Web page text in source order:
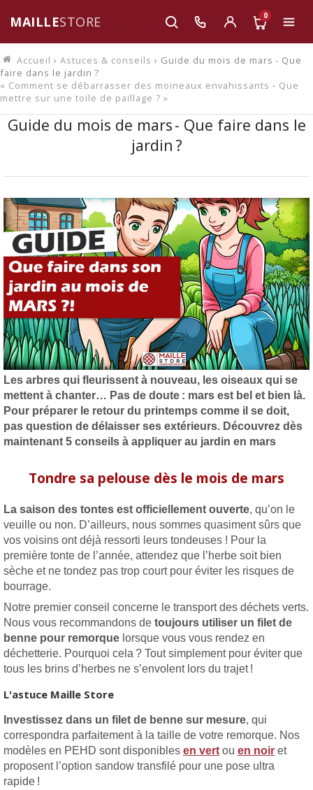
MAILLESTORE 0
Accueil ›Astuces & conseils › Guide du mois de mars - Que
faire dans le jardin ?
« Comment se débarrasser des moineaux envahissants - Que
mettre sur une toile de paillage ? »
Guide du mois de mars - Que faire dans le
jardin ?
Les arbres qui fleurissent à nouveau, les oiseaux qui se
mettent à chanter… Pas de doute : mars est bel et bien là.
Pour préparer le retour du printemps comme il se doit,
pas question de délaisser ses extérieurs. Découvrez dès
maintenant 5 conseils à appliquer au jardin en mars
Tondre sa pelouse dès le mois de mars
La saison des tontes est officiellement ouverte, qu’on le
veuille ou non. D’ailleurs, nous sommes quasiment sûrs que
vos voisins ont déjà ressorti leurs tondeuses ! Pour la
première tonte de l’année, attendez que l’herbe soit bien
sèche et ne tondez pas trop court pour éviter les risques de
bourrage.
Notre premier conseil concerne le transport des déchets verts.
Nous vous recommandons de toujours utiliser un filet de
benne pour remorque lorsque vous vous rendez en
déchetterie. Pourquoi cela ? Tout simplement pour éviter que
tous les brins d’herbes ne s’envolent lors du trajet !
L'astuce Maille Store
Investissez dans un filet de benne sur mesure, qui
correspondra parfaitement à la taille de votre remorque. Nos
modèles en PEHD sont disponibles en vert ou en noir et
proposent l’option sandow transfilé pour une pose ultra
rapide !